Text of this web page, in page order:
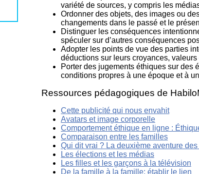
variété de sources, y compris les
Ordonner des objets, des images ou
changements dans le passé et le
Distinguer les conséquences
spéculer sur d’autres conséquences
Adopter les points de vue des parties
déductions sur leurs croyances,
Porter des jugements éthiques sur des
conditions propres à une époque et à
Ressources pédagogiques de
Cette publicité qui nous envahit
Avatars et image corporelle
Comportement éthique en ligne :
Comparaison entre les familles
Qui dit vrai ? La deuxième aventure
Les élections et les médias
Les filles et les garçons à la télévision
De la famille à la famille: établir le lien